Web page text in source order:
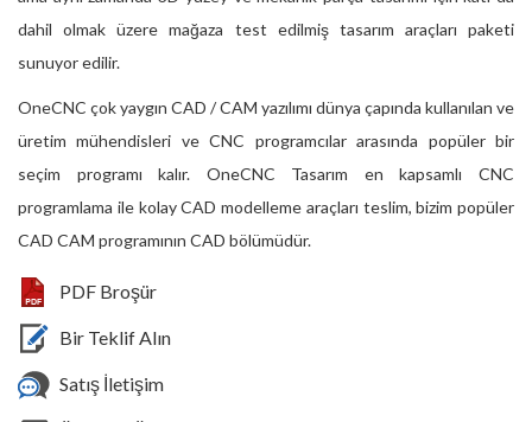
dahil olmak üzere mağaza test edilmiş tasarım araçları paketi
sunuyor edilir.
OneCNC çok yaygın CAD / CAM yazılımı dünya çapında kullanılan ve
üretim mühendisleri ve CNC programcılar arasında popüler bir
seçim programı kalır. OneCNC Tasarım en kapsamlı CNC
programlama ile kolay CAD modelleme araçları teslim, bizim popüler
CAD CAM programının CAD bölümüdür.
PDF Broşür
Bir Teklif Alın
Satış İletişim